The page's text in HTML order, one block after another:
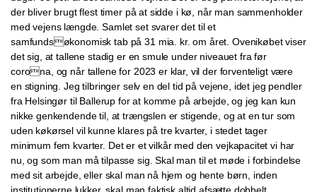
der bliver brugt flest timer på at sidde i kø, når man sammenholder
med vejens længde. Samlet set svarer det til et
samfundsøkonomisk tab på 31 mia. kr. om året. Ovenikøbet viser
det sig, at tallene stadig er en smule under niveauet fra før
corona, og når tallene for 2023 er klar, vil der forventeligt være
en stigning. Jeg tilbringer selv en del tid på vejene, idet jeg pendler
fra Helsingør til Ballerup for at komme på arbejde, og jeg kan kun
nikke genkendende til, at trængslen er stigende, og at en tur som
uden køkørsel vil kunne klares på tre kvarter, i stedet tager
minimum fem kvarter. Det er et vilkår med den vejkapacitet vi har
nu, og som man må tilpasse sig. Skal man til et møde i forbindelse
med sit arbejde, eller skal man nå hjem og hente børn, inden